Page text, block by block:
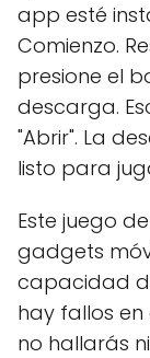
app esté
Comienzo.
presione el
descarga.
"Abrir". La
listo para
Este juego
gadgets
capacidad
hay fallos en
no hallarás